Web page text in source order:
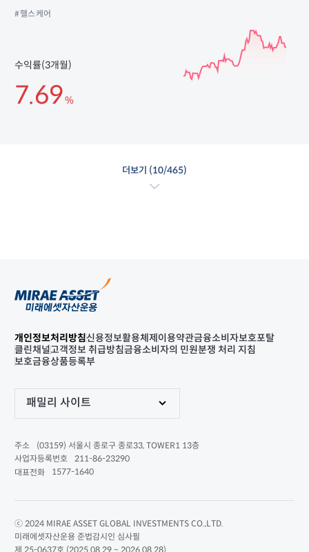
#헬스케어
수익률(3개월)
7.69%
더보기 (10/465)
개인정보처리방침신용정보활용체제 이용약관금융소비자보호포탈
클린채널고객정보 취급방침금융소비자의 민원분쟁 처리 지침
보호금융상품등록부
패밀리 사이트
주소
(03159) 서울시 종로구 종로33, TOWER1 13층
사업자등록번호
211-86-23290
대표전화
1577-1640
ⓒ 2024 MIRAE ASSET GLOBAL INVESTMENTS CO.,LTD.
미래에셋자산운용 준법감시인 심사필
제 25-0637호 (2025.08.29 ~ 2026.08.28)